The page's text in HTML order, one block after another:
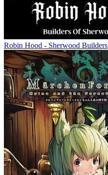
Robin Hood - Sherwood Builders